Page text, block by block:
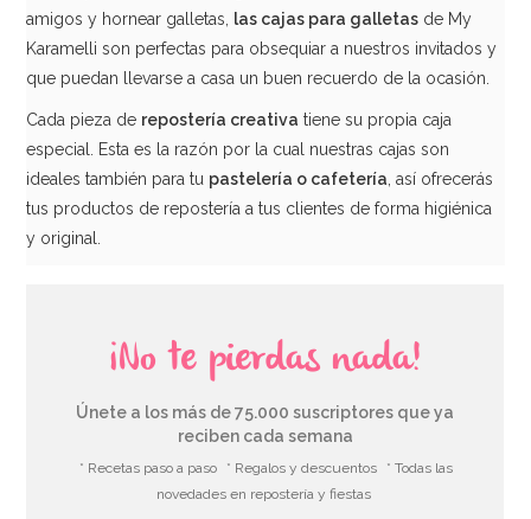
amigos y hornear galletas, las cajas para galletas de My
Karamelli son perfectas para obsequiar a nuestros invitados y
que puedan llevarse a casa un buen recuerdo de la ocasión.
Cada pieza de repostería creativa tiene su propia caja
especial. Esta es la razón por la cual nuestras cajas son
ideales también para tu pastelería o cafetería , así ofrecerás
tus productos de repostería a tus clientes de forma higiénica
y original.
¡No te pierdas nada!
Únete a los más de 75.000 suscriptores que ya
reciben cada semana
* Recetas paso a paso * Regalos y descuentos
* Todas las
novedades en repostería y fiestas